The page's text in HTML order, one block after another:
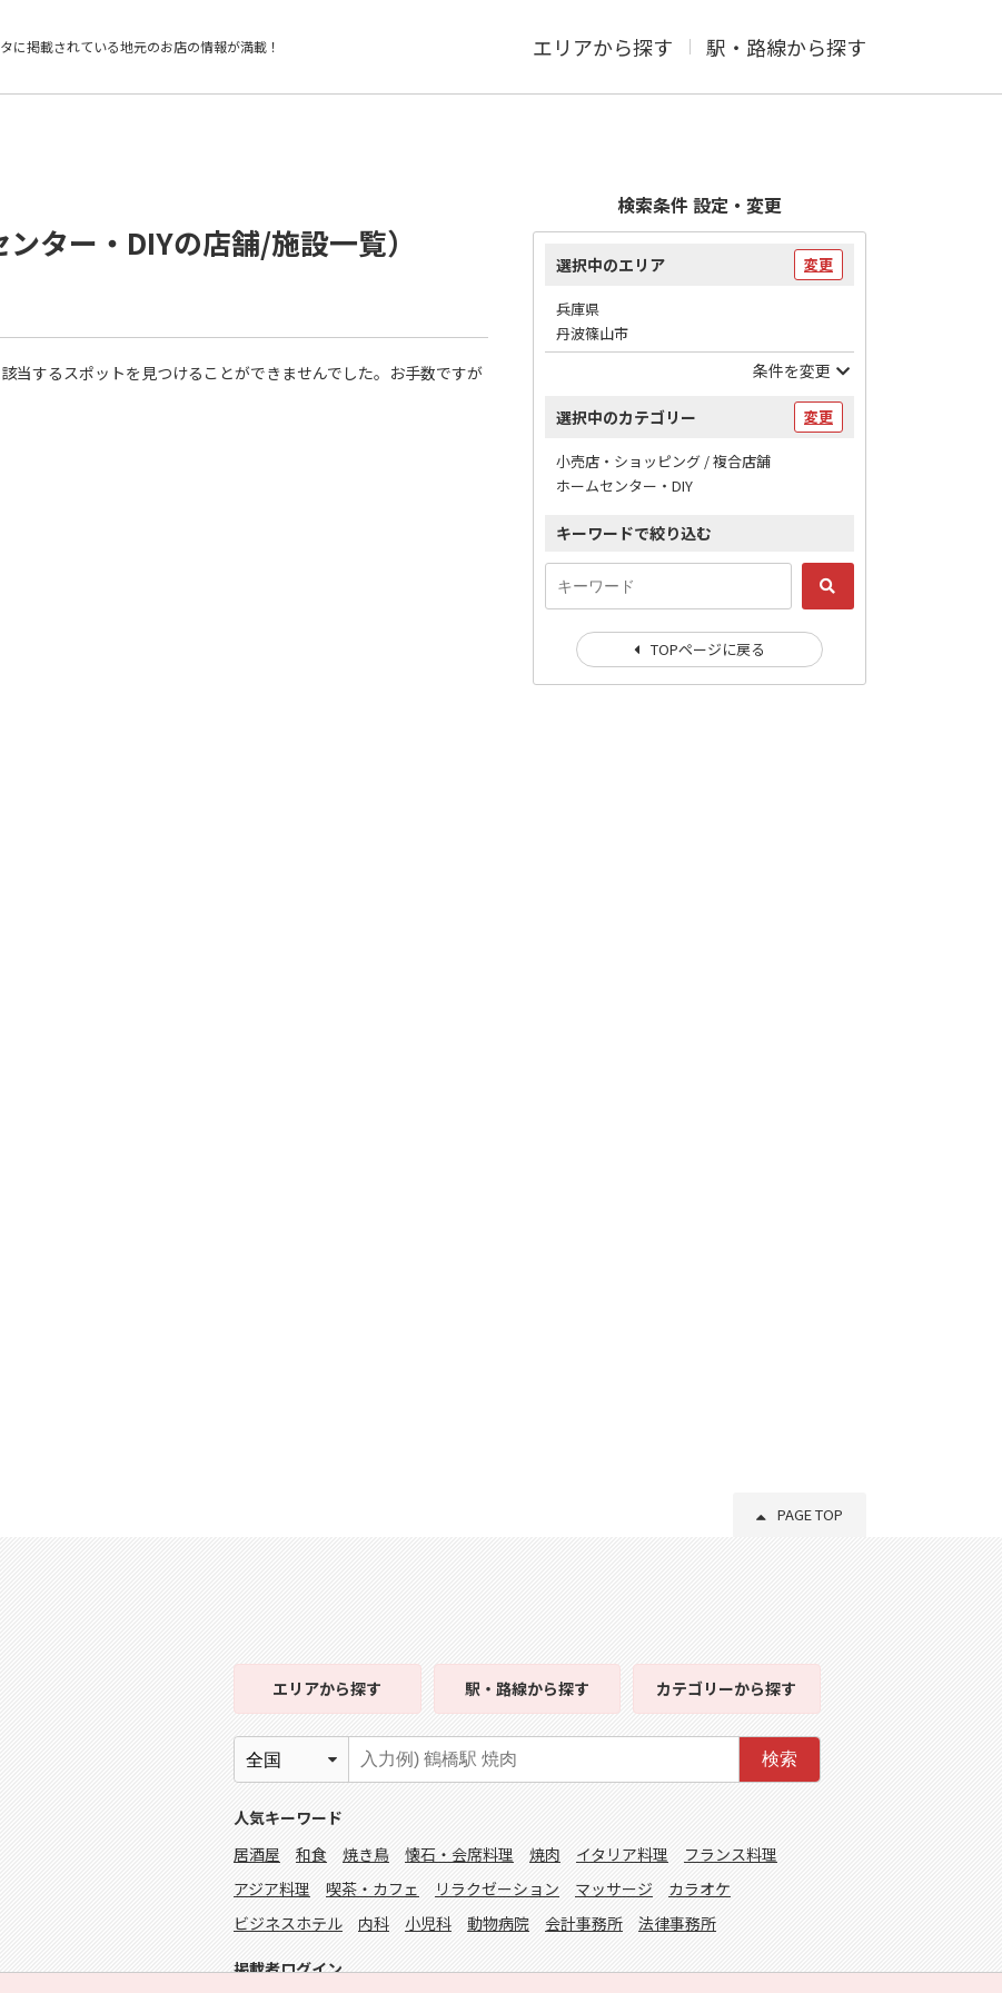
に掲載されている地元のお店の情報が満載！ エリアから探す 駅・路線から探す
ター・DIYの店舗/施設一覧）
当するスポットを見つけることができませんでした。お手数ですが
検索条件 設定・変更
選択中のエリア 変更
兵庫県
丹波篠山市
条件を変更
選択中のカテゴリー 変更
小売店・ショッピング / 複合店舗
ホームセンター・DIY
キーワードで絞り込む
TOPページに戻る
PAGE TOP
エリアから探す 駅・路線から探す カテゴリーから探す
検索
人気キーワード
居酒屋
和食 焼き鳥 懐石・会席料理 焼肉 イタリア料理
フランス料理
アジア料理
喫茶・カフェ リラクゼーション マッサージ
カラオケ
ビジネスホテル
内科 小児科 動物病院 会計事務所 法律事務所
掲載者ログイン